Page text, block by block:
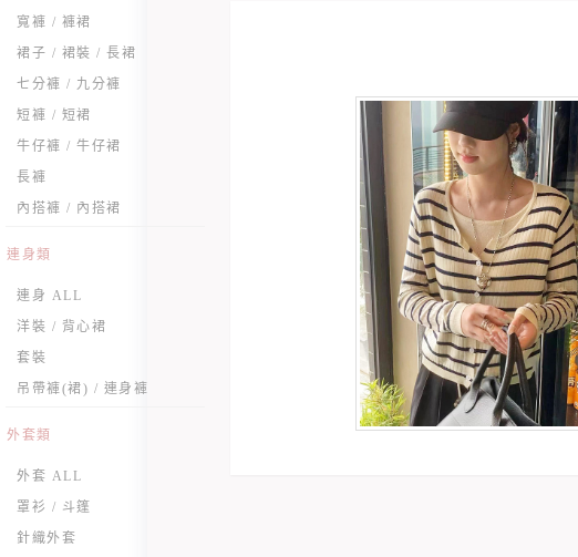
寬褲 / 褲裙
裙子 / 裙裝 / 長裙
七分褲 / 九分褲
短褲 / 短裙
牛仔褲 / 牛仔裙
長褲
內搭褲 / 內搭裙
連身類
連身 ALL
洋裝 / 背心裙
套裝
吊帶褲(裙) / 連身褲
外套類
外套 ALL
罩衫 / 斗篷
針織外套